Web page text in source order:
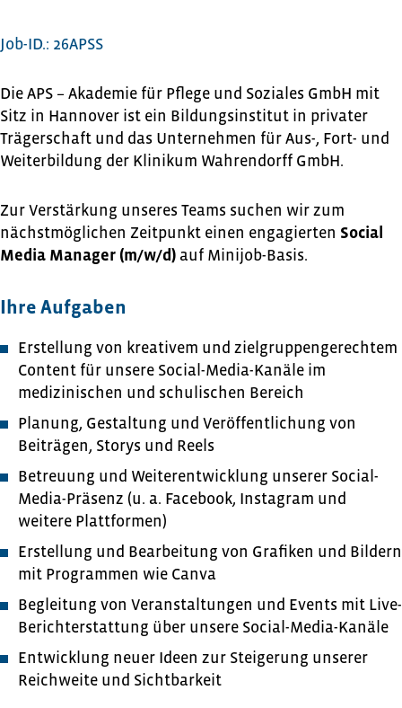
Job-ID.: 26APSS
Die APS – Akademie für Pflege und Soziales GmbH mit
Sitz in Hannover ist ein Bildungsinstitut in privater
Trägerschaft und das Unternehmen für Aus-, Fort- und
Weiterbildung der Klinikum Wahrendorff GmbH.
Zur Verstärkung unseres Teams suchen wir zum
nächstmöglichen Zeitpunkt einen engagierten Social
Media Manager (m/w/d) auf Minijob-Basis.
Ihre Aufgaben
Erstellung von kreativem und zielgruppengerechtem
Content für unsere Social-Media-Kanäle im
medizinischen und schulischen Bereich
Planung, Gestaltung und Veröffentlichung von
Beiträgen, Storys und Reels
Betreuung und Weiterentwicklung unserer Social-
Media-Präsenz (u. a. Facebook, Instagram und
weitere Plattformen)
Erstellung und Bearbeitung von Grafiken und Bildern
mit Programmen wie Canva
Begleitung von Veranstaltungen und Events mit Live-
Berichterstattung über unsere Social-Media-Kanäle
Entwicklung neuer Ideen zur Steigerung unserer
Reichweite und Sichtbarkeit